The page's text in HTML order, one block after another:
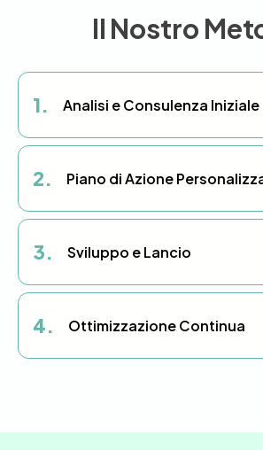
Il Nostro
1. Analisi e Consulenza Iniziale
2. Piano di Azione
3. Sviluppo e Lancio
4. Ottimizzazione Continua